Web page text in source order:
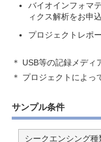
バイオインフォマ
ィクス解析をお申
プロジェクトレポ
＊ USB等の記録メディ
＊ プロジェクトによっ
サンプル条件
シークエンシング種